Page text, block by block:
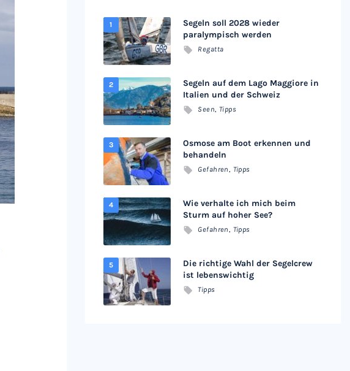
Segeln soll 2028 wieder
paralympisch werden
Regatta
Segeln auf dem Lago Maggiore in
Italien und der Schweiz
Seen, Tipps
Osmose am Boot erkennen und
behandeln
Gefahren, Tipps
Wie verhalte ich mich beim
Sturm auf hoher See?
Gefahren, Tipps
Die richtige Wahl der Segelcrew
ist lebenswichtig
Tipps